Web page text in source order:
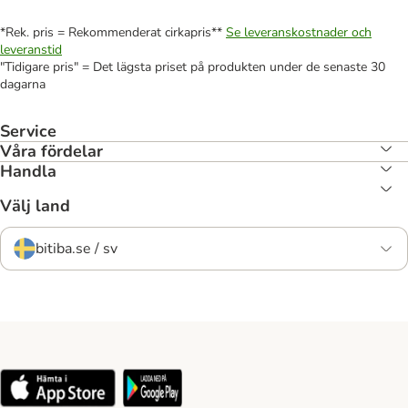
*Rek. pris = Rekommenderat cirkapris** Se leveranskostnader och
leveranstid
"Tidigare pris" = Det lägsta priset på produkten under de senaste 30
dagarna
Service
Våra fördelar
Handla
Välj land
bitiba.se / sv